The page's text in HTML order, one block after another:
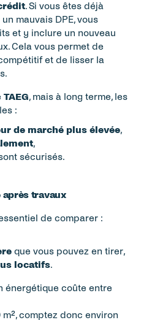
. Si vous êtes déjà
mauvais DPE, vous
et y inclure un nouveau
Cela vous permet de
et de lisser la
TAEG, mais à long terme, les
:
de marché plus élevée,
,
sécurisés.
après travaux
de comparer :
que vous pouvez en tirer,
locatifs.